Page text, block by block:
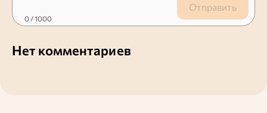
Отправить
0 / 1000
Нет комментариев